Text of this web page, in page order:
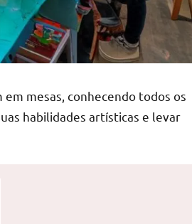
mesas, conhecendo todos os
habilidades artísticas e levar